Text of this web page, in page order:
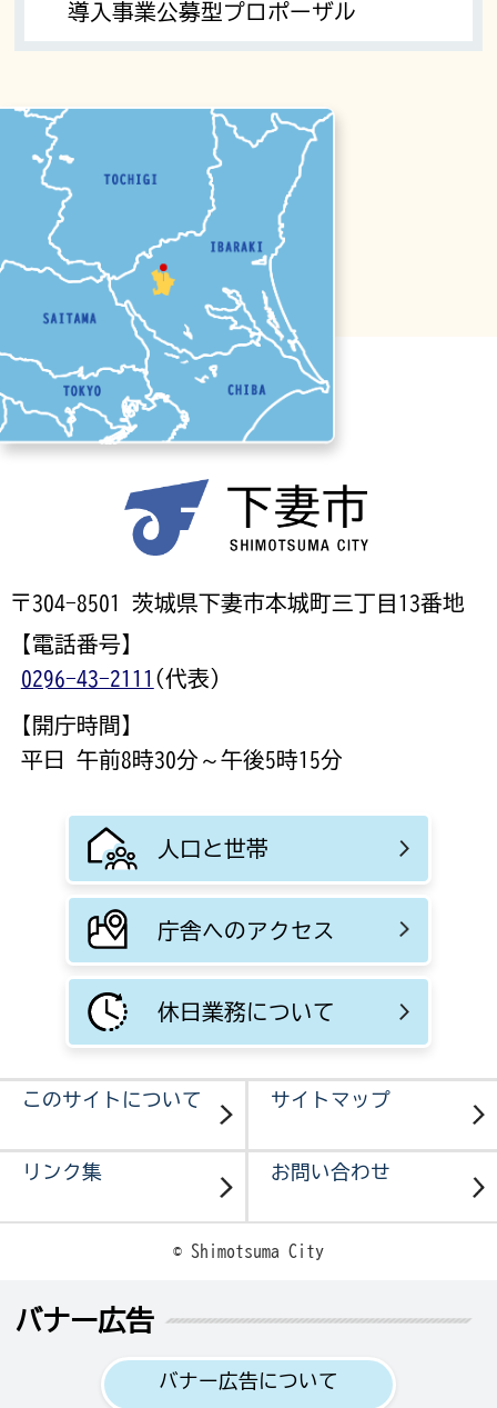
導入事業公募型プロポーザル
〒304-8501 茨城県下妻市本城町三丁目13番地
【電話番号】
0296-43-2111 (代表)
【開庁時間】
平日 午前8時30分～午後5時15分
人口と世帯
庁舎へのアクセス
休日業務について
このサイトについて サイトマップ
リンク集 お問い合わせ
© Shimotsuma City
バナー広告
バナー広告について